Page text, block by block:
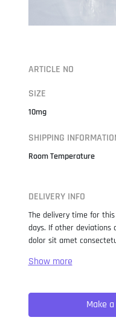
ARTICLE NO
SIZE
10mg
SHIPPING
Room Temperature
DELIVERY INFO
The delivery time for
days. If other deviations
dolor sit amet
when an unknown
not only five centuries,
typesetting, remaining
popularised in the
Make